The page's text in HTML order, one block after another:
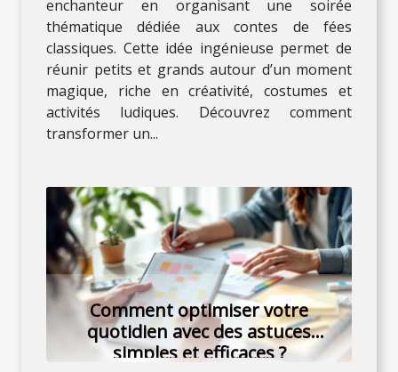
enchanteur en organisant une soirée
thématique dédiée aux contes de fées
classiques. Cette idée ingénieuse permet de
réunir petits et grands autour d’un moment
magique, riche en créativité, costumes et
activités ludiques. Découvrez comment
transformer un...
Comment optimiser votre
quotidien avec des astuces
simples et efficaces ?